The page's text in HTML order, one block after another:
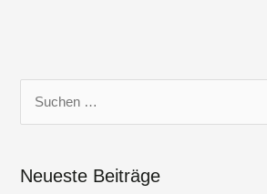
h
Neueste Beiträge